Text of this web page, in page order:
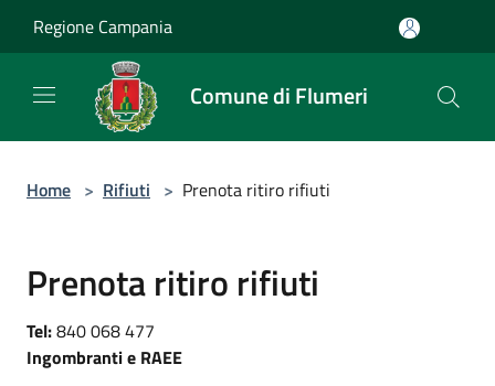
Regione Campania
Comune di Flumeri
Home > Rifiuti > Prenota ritiro rifiuti
Prenota ritiro rifiuti
Tel:840 068 477
Ingombranti e RAEE